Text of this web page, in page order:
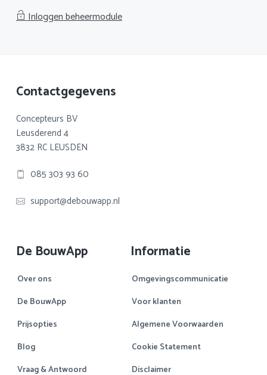
Inloggen beheermodule
Footer
Contactgegevens
Concepteurs BV
Leusderend 4
3832 RC LEUSDEN
085 303 93 60
support@debouwapp.nl
De BouwApp
Over ons
De BouwApp
Prijsopties
Blog
Vraag & Antwoord
Informatie
Omgevingscommunicatie
Voor klanten
Algemene Voorwaarden
Cookie Statement
Disclaimer